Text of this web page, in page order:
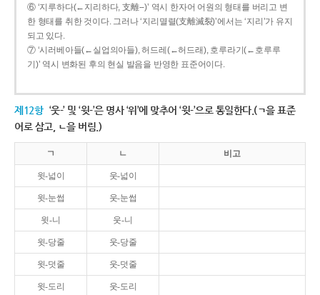
⑥ ‘지루하다(←지리하다, 支離--)’ 역시 한자어 어원의 형태를 버리고 변
한 형태를 취한 것이다. 그러나 ‘지리멸렬(支離滅裂)’에서는 ‘지리’가 유지
되고 있다.
⑦ ‘시러베아들(←실업의아들), 허드레(←허드래), 호루라기(←호루루
기)’ 역시 변화된 후의 현실 발음을 반영한 표준어이다.
제12항 ‘웃-’ 및 ‘윗-’은 명사 ‘위’에 맞추어 ‘윗-’으로 통일한다.(ㄱ을 표준
어로 삼고, ㄴ을 버림.)
ㄱ ㄴ 비고
윗-넓이 웃-넓이
윗-눈썹 웃-눈썹
윗-니 웃-니
윗-당줄 웃-당줄
윗-덧줄 웃-덧줄
윗-도리 웃-도리